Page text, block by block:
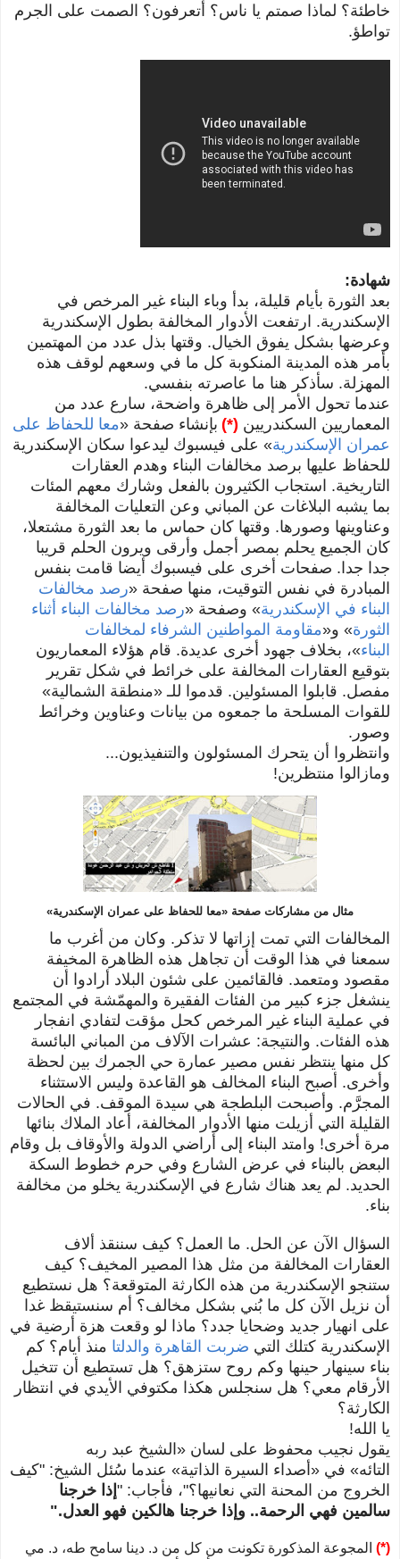
خاطئة؟ لماذا صمتم يا ناس؟ أتعرفون؟ الصمت على الجرم
تواطؤ.
شهادة:
بعد الثورة بأيام قليلة، بدأ وباء البناء غير المرخص في
الإسكندرية. ارتفعت الأدوار المخالفة بطول الإسكندرية
وعرضها بشكل يفوق الخيال. وقتها بذل عدد من المهتمين
بأمر هذه المدينة المنكوبة كل ما في وسعهم لوقف هذه
المهزلة. سأذكر هنا ما عاصرته بنفسي.
عندما تحول الأمر إلى ظاهرة واضحة، سارع عدد من
المعماريين السكندريين (*) بإنشاء صفحة «معا للحفاظ على
عمران الإسكندرية» على فيسبوك ليدعوا سكان الإسكندرية
للحفاظ عليها برصد مخالفات البناء وهدم العقارات
التاريخية. استجاب الكثيرون بالفعل وشارك معهم المئات
بما يشبه البلاغات عن المباني وعن التعليات المخالفة
وعناوينها وصورها. وقتها كان حماس ما بعد الثورة مشتعلا،
كان الجميع يحلم بمصر أجمل وأرقى ويرون الحلم قريبا
جدا جدا. صفحات أخرى على فيسبوك أيضا قامت بنفس
المبادرة في نفس التوقيت، منها صفحة «رصد مخالفات
البناء في الإسكندرية» وصفحة «رصد مخالفات البناء أثناء
الثورة» و«مقاومة المواطنين الشرفاء لمخالفات
البناء»، بخلاف جهود أخرى عديدة. قام هؤلاء المعماريون
بتوقيع العقارات المخالفة على خرائط في شكل تقرير
مفصل. قابلوا المسئولين. قدموا للـ «منطقة الشمالية»
للقوات المسلحة ما جمعوه من بيانات وعناوين وخرائط
وصور.
وانتظروا أن يتحرك المسئولون والتنفيذيون...
ومازالوا منتظرين!
مثال من مشاركات صفحة «معا للحفاظ على عمران الإسكندرية»
المخالفات التي تمت إزاتها لا تذكر. وكان من أغرب ما
سمعنا في هذا الوقت أن تجاهل هذه الظاهرة المخيفة
مقصود ومتعمد. فالقائمين على شئون البلاد أرادوا أن
ينشغل جزء كبير من الفئات الفقيرة والمهمّشة في المجتمع
في عملية البناء غير المرخص كحل مؤقت لتفادي انفجار
هذه الفئات. والنتيجة: عشرات الآلاف من المباني البائسة
كل منها ينتظر نفس مصير عمارة حي الجمرك بين لحظة
وأخرى. أصبح البناء المخالف هو القاعدة وليس الاستثناء
المجرَّم. وأصبحت البلطجة هي سيدة الموقف. في الحالات
القليلة التي أزيلت منها الأدوار المخالفة، أعاد الملاك بنائها
مرة أخرى! وامتد البناء إلى أراضي الدولة والأوقاف بل وقام
البعض بالبناء في عرض الشارع وفي حرم خطوط السكة
الحديد. لم يعد هناك شارع في الإسكندرية يخلو من مخالفة
بناء.
السؤال الآن عن الحل. ما العمل؟ كيف سننقذ ألاف
العقارات المخالفة من مثل هذا المصير المخيف؟ كيف
ستنجو الإسكندرية من هذه الكارثة المتوقعة؟ هل نستطيع
أن نزيل الآن كل ما بُني بشكل مخالف؟ أم سنستيقظ غدا
على انهيار جديد وضحايا جدد؟ ماذا لو وقعت هزة أرضية في
الإسكندرية كتلك التي ضربت القاهرة والدلتا منذ أيام؟ كم
بناء سينهار حينها وكم روح ستزهق؟ هل تستطيع أن تتخيل
الأرقام معي؟ هل سنجلس هكذا مكتوفي الأيدي في انتظار
الكارثة؟
يا الله!
يقول نجيب محفوظ على لسان «ا لشيخ عبد ربه
التائه» في « أصداء السيرة الذاتية» عندما سُئل الشيخ: "كيف
الخروج من المحنة التي نعانيها؟"، فأجاب: " إذا خرجنا
سالمين فهي الرحمة.. وإذا خرجنا هالكين فهو العدل."
(*) المجوعة المذكورة تكونت من كل من د. دينا سامح طه، د. مي